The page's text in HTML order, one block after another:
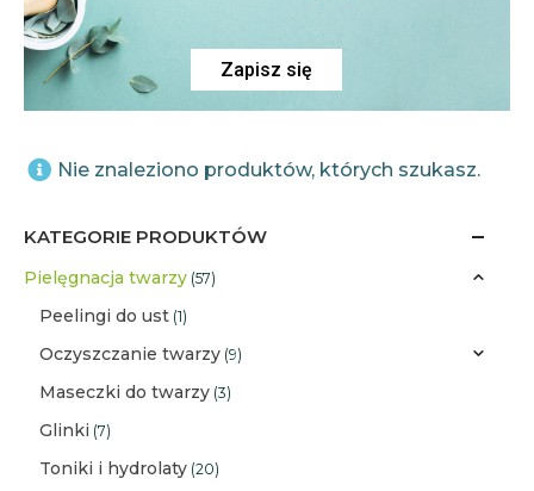
Zapisz się
Nie znaleziono produktów, których szukasz.
KATEGORIE PRODUKTÓW
Pielęgnacja twarzy (57)
Peelingi do ust (1)
Oczyszczanie twarzy (9)
Maseczki do twarzy (3)
Glinki (7)
Toniki i hydrolaty (20)